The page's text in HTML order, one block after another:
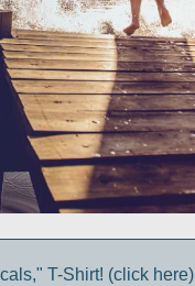
T-Shirt! (click here)